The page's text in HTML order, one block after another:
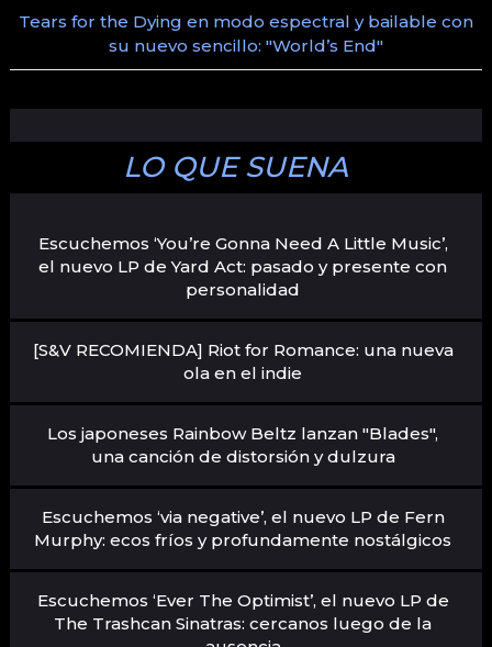
Tears for the Dying en modo espectral y bailable con
su nuevo sencillo: "World’s End"
LO QUE SUENA
Escuchemos ‘You’re Gonna Need A Little Music’,
el nuevo LP de Yard Act: pasado y presente con
personalidad
[S&V RECOMIENDA] Riot for Romance: una nueva
ola en el indie
Los japoneses Rainbow Beltz lanzan "Blades",
una canción de distorsión y dulzura
Escuchemos ‘via negative’, el nuevo LP de Fern
Murphy: ecos fríos y profundamente nostálgicos
Escuchemos ‘Ever The Optimist’, el nuevo LP de
The Trashcan Sinatras: cercanos luego de la